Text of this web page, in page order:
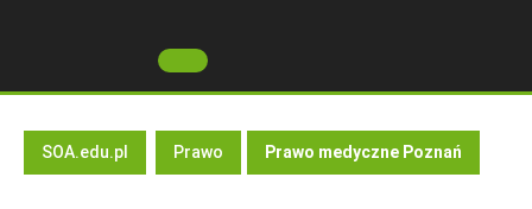
Open
Button
SOA.edu.pl Prawo Prawo medyczne Poznań